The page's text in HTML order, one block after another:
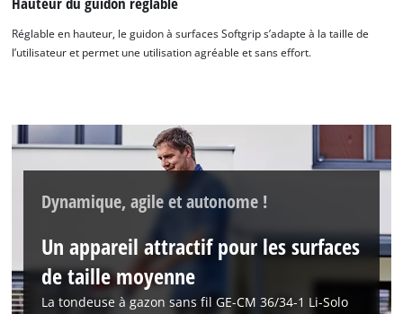
Réglable en hauteur, le guidon à surfaces Softgrip s’adapte à la taille de
l’utilisateur et permet une utilisation agréable et sans effort.
Dynamique, agile et autonome !
Un appareil attractif pour les surfaces
de taille moyenne
La tondeuse à gazon sans fil GE-CM 36/34-1 Li-Solo